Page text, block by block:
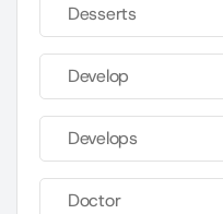
Desserts
Develop
Develops
Doctor